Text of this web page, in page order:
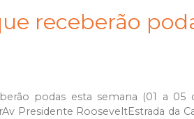
receberão
podas esta semana (01 a 05
Presidente RooseveltEstrada da